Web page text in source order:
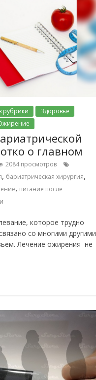
рубрики
Здоровье
о главном
2084 просмотров
, бариатрическая хирургия,
, питание после
которое трудно
со многими другими
Лечение ожирения не